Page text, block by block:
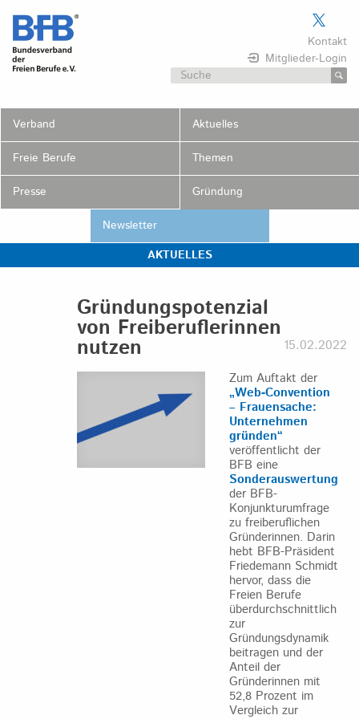
Skip
content
Kontakt
Mitglieder-Login
Suchen
Verband Aktuelles
Freie Berufe Themen
Presse Gründung
Newsletter
AKTUELLES
Gründungspotenzial
von Freiberuflerinnen
nutzen 15.02.2022
Zum Auftakt der
„Web-Convention
– Frauensache:
Unternehmen
gründen“
veröffentlicht der
BFB eine
Sonderauswertung
der BFB-
Konjunkturumfrage
zu freiberuflichen
Gründerinnen. Darin
hebt BFB-Präsident
Friedemann Schmidt
hervor, dass die
Freien Berufe
überdurchschnittlich
zur
Gründungsdynamik
beitragen und der
Anteil der
Gründerinnen mit
52,8 Prozent im
Vergleich zur